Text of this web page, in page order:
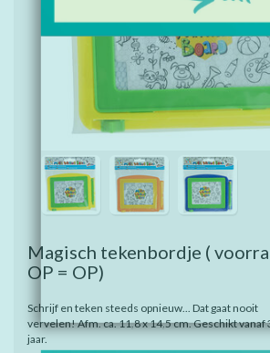
Magisch tekenbordje (
OP = OP)
Schrijf en teken steeds opnieuw... Dat gaat nooit
vervelen! Afm. ca. 11,8 x 14,5 cm. Geschikt vanaf
jaar.